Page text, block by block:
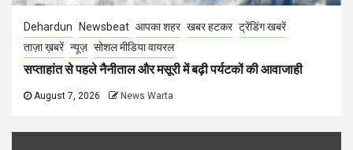
Dehardun Newsbeat आपका शहर खबर हटकर ट्रेंडिंग खबरें
ताज़ा ख़बरें न्यूज़ सोशल मीडिया वायरल
सप्ताहांत से पहले नैनीताल और मसूरी में बढ़ी पर्यटकों की आवाजाही
August 7, 2026 News Warta